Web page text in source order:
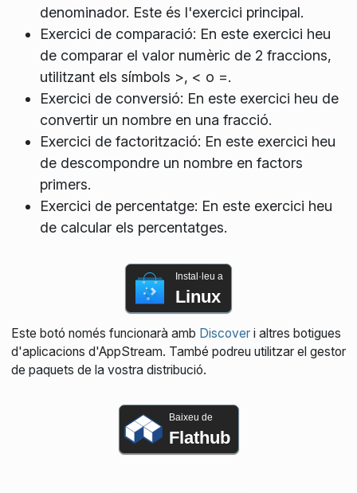
denominador. Este és l'exercici principal.
Exercici de comparació: En este exercici heu
de comparar el valor numèric de 2 fraccions,
utilitzant els símbols >, < o =.
Exercici de conversió: En este exercici heu de
convertir un nombre en una fracció.
Exercici de factorització: En este exercici heu
de descompondre un nombre en factors
primers.
Exercici de percentatge: En este exercici heu
de calcular els percentatges.
Instal·leu a
Linux
Este botó només funcionarà amb Discoveri altres botigues
d'aplicacions d'AppStream. També podreu utilitzar el gestor
de paquets de la vostra distribució.
Baixeu de
Flathub